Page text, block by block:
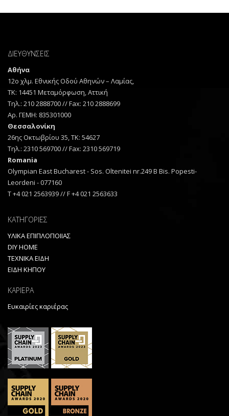
ΔΙΕΥΘΥΝΣΕΙΣ
Αθήνα
12ο χλμ. Εθνικής Οδού Αθηνών – Λαμίας,
TK: 14451 Μεταμόρφωση, Αττική
Τηλ.: 210 2888700 // Fax: 210 2888699
Αρ. ΓΕΜΗ: 835301000
Θεσσαλονίκη
26ης Οκτωβρίου 35, TK: 54627
Τηλ.: 2310 569700 // Fax: 2310 569719
Romania
Olympian East Bucharest - Sos. Oltenitei nr.249 B Bis. Popesti-
Leordeni - 077160
T +4 021 2563939 // F +4 021 2563633
ΚΑΤΗΓΟΡΙΕΣ
ΥΛΙΚΑ ΕΠΙΠΛΟΠΟΙΙΑΣ
DIY HOME
ΤΕΧΝΙΚΑ ΕΙΔΗ
ΕΙΔΗ ΚΗΠΟΥ
ΚΑΡΙΕΡΑ
Ευκαιρίες καριέρας